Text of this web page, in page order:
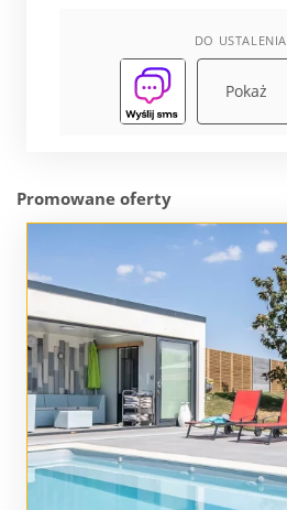
DO USTALENIA
Pokaż
Promowane oferty